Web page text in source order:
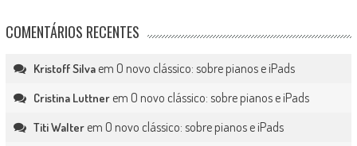
COMENTÁRIOS RECENTES
Kristoff Silvaem O novo clássico: sobre pianos e iPads
Cristina Luttnerem O novo clássico: sobre pianos e iPads
Titi Walterem O novo clássico: sobre pianos e iPads